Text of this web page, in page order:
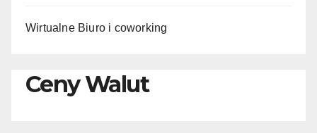
Wirtualne Biuro i coworking
Ceny Walut